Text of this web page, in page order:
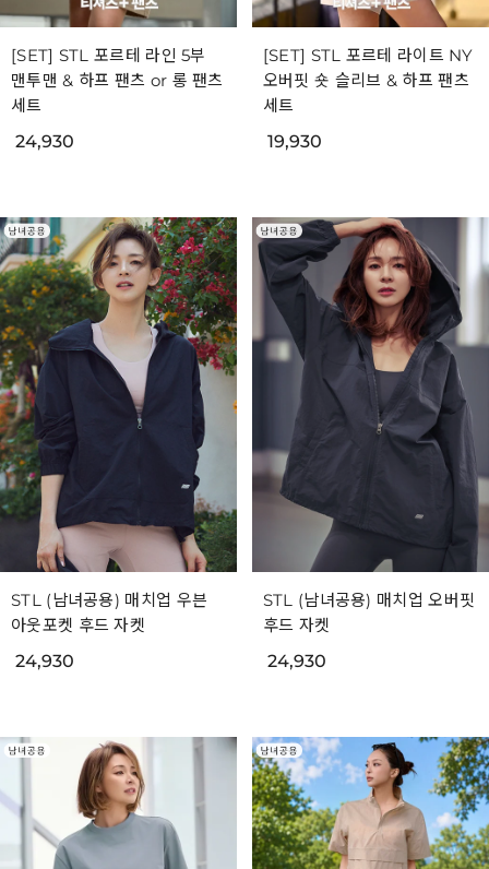
[SET] STL 포르테 라인 5부
맨투맨 & 하프 팬츠 or 롱 팬츠
세트
24,930
[SET] STL 포르테 라이트 NY
오버핏 숏 슬리브 & 하프 팬츠
세트
19,930
STL (남녀공용) 매치업 우븐
아웃포켓 후드 자켓
24,930
STL (남녀공용) 매치업 오버핏
후드 자켓
24,930